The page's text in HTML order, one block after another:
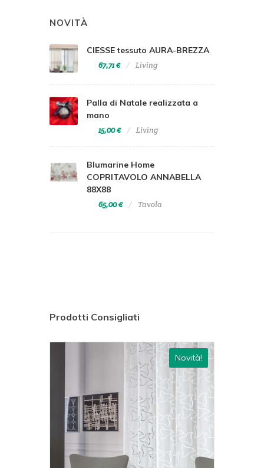
NOVITÀ
CIESSE tessuto AURA-BREZZA
67,71 € Living
Palla di Natale realizzata a
mano
15,00 € Living
Blumarine Home
COPRITAVOLO ANNABELLA
88X88
65,00 € Tavola
Prodotti Consigliati
Novità!